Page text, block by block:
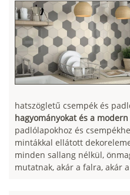
hatszögletű csempék és
hagyományokat és a
padlólapokhoz és
mintákkal ellátott
minden sallang nélkül,
mutatnak, akár a falra, akár